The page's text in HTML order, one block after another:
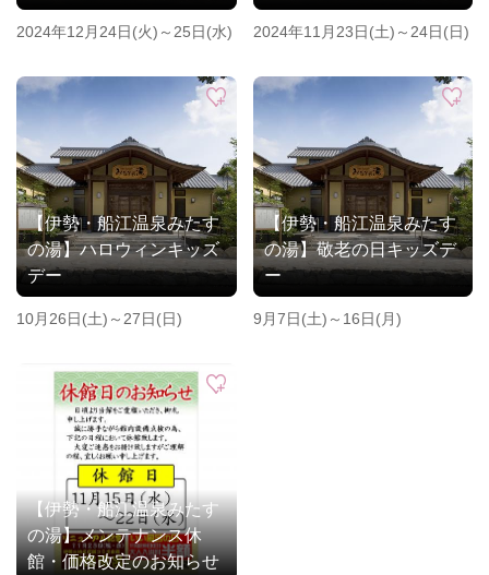
2024年12月24日(火)～25日(水) 2024年11月23日(土)～24日(日)
【伊勢・船江温泉みたす
の湯】ハロウィンキッズ
デー
10月26日(土)～27日(日)
【伊勢・船江温泉みたす
の湯】敬老の日キッズデ
ー
9月7日(土)～16日(月)
【伊勢・船江温泉みたす
の湯】メンテナンス休
館・価格改定のお知らせ